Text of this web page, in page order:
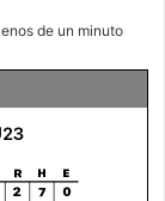
de un minuto